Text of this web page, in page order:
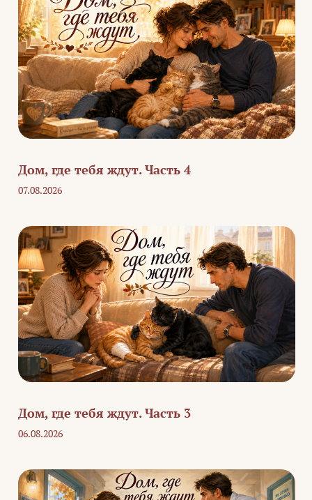
Дом, где тебя ждут. Часть 4
07.08.2026
Дом, где тебя ждут. Часть 3
06.08.2026